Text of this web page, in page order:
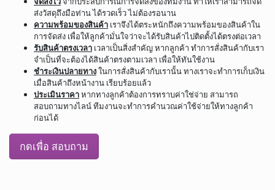
ส่งวัสดุถึงมือท่าน ได้รวดเร็ว ไม่ต้องรอนาน
ความพร้อมของสินค้า เราจึงได้ตระหนักถึงความพร้อมของสินค้าใน
การจัดส่ง เพื่อให้ลูกค้ามั่นใจว่าจะได้รับสินค้าไปติดตั้งได้ตรงต่อเวลา
รับสินค้าตรงเวลา เวลาเป็นสิ่งสำคัญ หากลูกค้า ทำการสั่งสินค้ากับเรา
จำเป็นที่จะต้องได้สินค้าตรงตามเวลา เพื่อให้ทันใช้งาน
ชำระเงินปลายทางในการสั่งสินค้ากับเรานั้น ทางเราจะทำการเก็บเงิน
เมื่อสินค้าถึงหน้างาน เรียบร้อยแล้ว
ประเมินราคาหากทางลูกค้าต้องการทราบค่าใช่จ่าย สามารถ
สอบถามทางไลน์ ทีมงานจะทำการคำนวณค่าใช้จ่ายให้ทางลูกค้า
ก่อนได้
กดเพื่อ สอบถาม